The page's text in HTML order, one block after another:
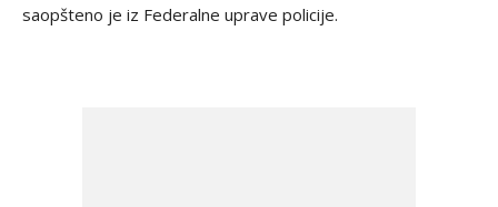
saopšteno je iz Federalne uprave policije.